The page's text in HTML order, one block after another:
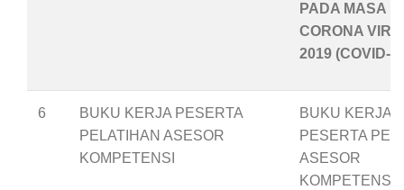
PADA MASA
CORONA
2019 (COVID-
6
BUKU KERJA PESERTA
PELATIHAN ASESOR
KOMPETENSI
BUKU KERJA
PESERTA
ASESOR
KOMPETENSI